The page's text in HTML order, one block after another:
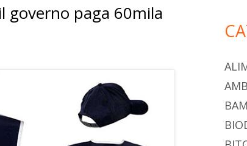
governo paga 60mila